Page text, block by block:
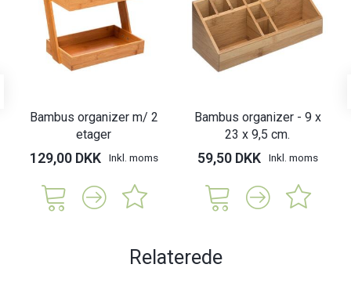
Bambus organizer m/ 2
etager
129,00 DKK Inkl. moms
Bambus organizer - 9 x
23 x 9,5 cm.
59,50 DKK Inkl. moms
Relaterede